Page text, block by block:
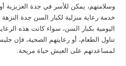
وسلامتهم، يمكن للأسر في جدة العزيزية
خدمة رعاية منزلية لكبار السن جدة النزهة
اليومية بكبار السن، سواء كانت هذه
تناول الطعام، أو رعايتهم الصحية، فإن
لمساعدتهم على العيش حياة مريحة.